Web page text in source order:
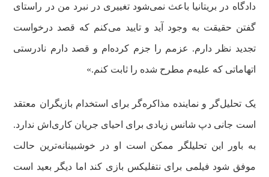
دادگاه در بریتانیا باعث نمی‌شود تغییری در نبرد من در راستای
گفتن حقیقت به وجود آید و تایید می‌کنم که قصد درخواست
تجدید نظر دارم. عزمم را جزم کرده‌ام و قصد دارم نادرستی
اتهاماتی که علیه‌م مطرح شده را ثابت کنم.»
یک تحلیل‌گر و نماینده مذاکره‌گر برای استخدام بازیگران معتقد
است جانی دپ شانس زیادی برای احیای جریان کاری‌اش ندارد.
به باور این تحلیلگر ممکن است او در خوشبینانه‌ترین حالت
موفق شود فیلمی برای نتفلیکس بازی کند اما دیگر بعید است